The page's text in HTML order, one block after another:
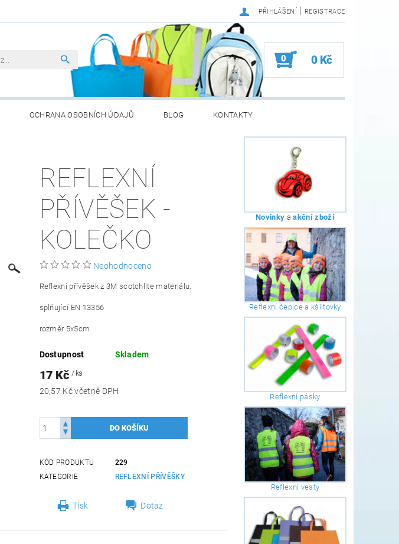
PŘIHLÁŠENÍ | REGISTRACE
0 0 Kč
OCHRANA OSOBNÍCH ÚDAJŮ BLOG KONTAKTY
REFLEXNÍ
PŘÍVĚŠEK -
KOLEČKO
Neohodnoceno
Reflexní přívěšek z 3M scotchlite materiálu,
splňující EN 13356
rozměr 5x5cm
Dostupnost Skladem
17 Kč / ks
20,57 Kč včetně DPH
KÓD PRODUKTU
229
KATEGORIE
REFLEXNÍ PŘÍVĚŠKY
Tisk Dotaz
Novinky aakční zboží
Reflexní čepice a kšiltovky
Reflexní pásky
Reflexní vesty